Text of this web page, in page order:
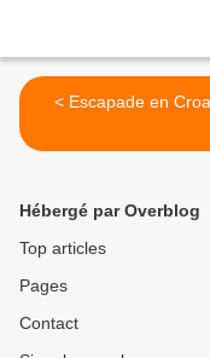
< Escapade en
Hébergé par Overblog
Top articles
Pages
Contact